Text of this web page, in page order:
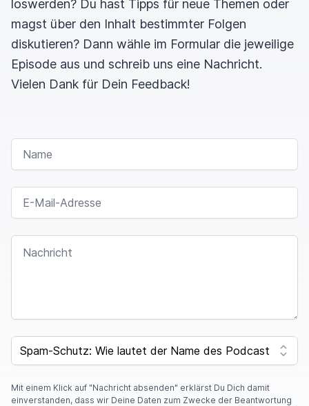
loswerden? Du hast Tipps für neue Themen oder
magst über den Inhalt bestimmter Folgen
diskutieren? Dann wähle im Formular die jeweilige
Episode aus und schreib uns eine Nachricht.
Vielen Dank für Dein Feedback!
NAME
E-MAIL-ADRESSE
NACHRICHT
SPAM CAPTCHA
Mit einem Klick auf "Nachricht absenden" erklärst Du Dich damit
einverstanden, dass wir Deine Daten zum Zwecke der Beantwortung